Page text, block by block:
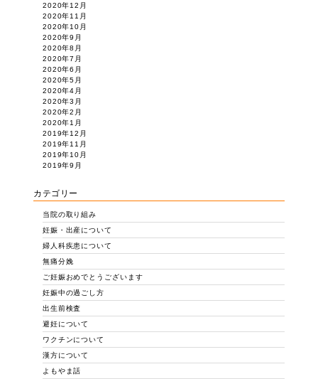
2020年12月
2020年11月
2020年10月
2020年9月
2020年8月
2020年7月
2020年6月
2020年5月
2020年4月
2020年3月
2020年2月
2020年1月
2019年12月
2019年11月
2019年10月
2019年9月
カテゴリー
当院の取り組み
妊娠・出産について
婦人科疾患について
無痛分娩
ご妊娠おめでとうございます
妊娠中の過ごし方
出生前検査
避妊について
ワクチンについて
漢方について
よもやま話